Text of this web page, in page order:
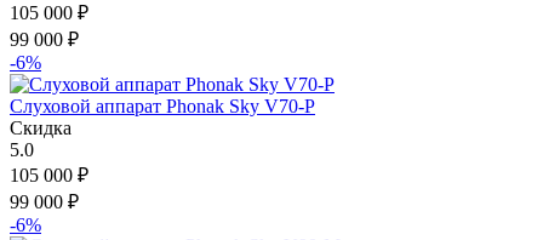
105 000 ₽
99 000 ₽
-6%
Слуховой аппарат Phonak Sky V70-P
Скидка
5.0
105 000 ₽
99 000 ₽
-6%